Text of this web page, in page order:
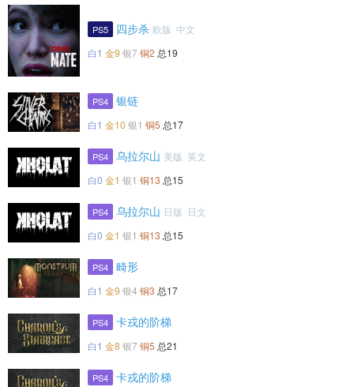
PS5 四步杀 欧版 中文
白1 金9 银7 铜2 总19
PS4 银链
白1 金10 银1 铜5 总17
PS4 乌拉尔山 美版 英文
白0 金1 银1 铜13 总15
PS4 乌拉尔山 日版 日文
白0 金1 银1 铜13 总15
PS4 畸形
白1 金9 银4 铜3 总17
PS4 卡戎的阶梯
白1 金8 银7 铜5 总21
PS4 卡戎的阶梯